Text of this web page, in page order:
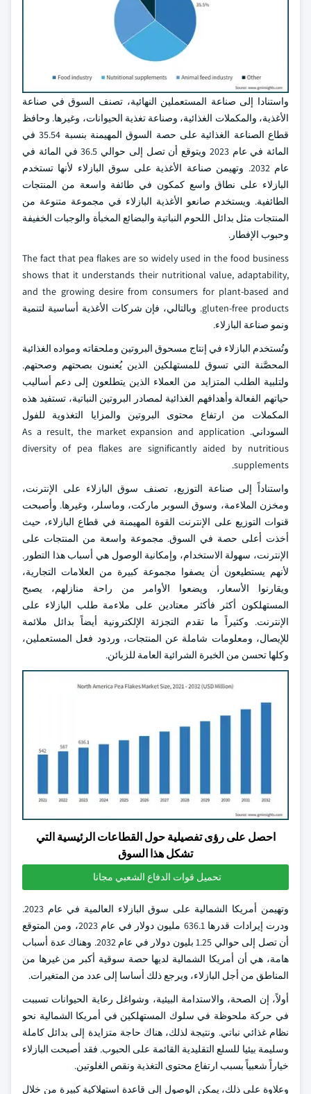
واستنادا إلى صناعة المستعملين النهائية، تصنف السوق في صناعة
الأغذية، والمكملات الغذائية، وصناعة تغذية الحيوانات، وغيرها. وحافظ
قطاع الصناعة الغذائية على حصة السوق المهيمنة بنسبة 35.54 في
المائة في عام 2023 ويتوقع أن تصل إلى حوالي 36.5 في المائة في
عام 2032. وتهيمن صناعة الأغذية على سوق البازلاء لأنها تستخدم
البازلاء على نطاق واسع كمكون في طائفة واسعة من المنتجات
الطائفية. ويستخدم صانعو الأغذية البازلاء في مجموعة متنوعة من
المنتجات مثل بدائل اللحوم النباتية والبضائع المخبأة والوجبات الخفيفة
وحبوب الإفطار.
The fact that pea flakes are so widely used in the food business
shows that it understands their nutritional value, adaptability,
and the growing desire from consumers for plant-based and
gluten-free products. وبالتالي، فإن شركات الأغذية أساسية لتنمية
ونمو صناعة البازلاء.
وتُستخدم البازلاء في إنتاج مسحوق البروتين وملحقاته ومواده الغذائية
المحصَّنة التي تسوق للمستهلكين الذين يُعنىون بصحتهم وصحتهم.
ولتلبية الطلب المتزايد من العملاء الذين يتطلعون إلى دعم أساليب
حياتهم الفعالة وأهدافهم الغذائية لمصادر البروتين النباتية، تستفيد هذه
المكملات من ارتفاع محتوى البروتين والمزايا التغذوية للفول
السوداني. As a result, the market expansion and application
diversity of pea flakes are significantly aided by nutritious
supplements.
واستناداً إلى صناعة التوزيع، تصنف سوق البازلاء على الإنترنت،
ومخزن الملاءمة، وسوق السوبر ماركت، وماسلر، وغيرها. وأصبحت
قنوات التوزيع على الإنترنت القوة المهيمنة في قطاع البازلاء، حيث
أخذت أعلى حصة في السوق. مجموعة واسعة من المنتجات على
الإنترنت، سهولة الاستخدام، وإمكانية الوصول هي أسباب هذا التطور.
لأنهم يستطيعون أن يصفوا مجموعة كبيرة من العلامات التجارية،
ويقارنوا الأسعار، ويضعوا الأوامر من راحة منازلهم، يصبح
المستهلكون أكثر فأكثر معتادين على ملاءمة طلب البازلاء على
الإنترنت. وكثيراً ما تقدم التجزئة الإلكترونية أيضاً بدائل ملائمة
للإيصال، ومعلومات شاملة عن المنتجات، وردود فعل المستعملين،
وكلها تحسن من الخبرة الشرائية العامة للزبائن.
احصل على رؤى تفصيلية حول القطاعات الرئيسية التي
تشكل هذا السوق
تحميل قوات الدفاع الشعبي مجانا
وتهيمن أمريكا الشمالية على سوق البازلاء العالمية في عام 2023.
ودرت إيرادات قدرها 636.1 مليون دولار في عام 2023، ومن المتوقع
أن تصل إلى حوالي 1.25 بليون دولار في عام 2032. وهناك عدة أسباب
هامة، هي أن أمريكا الشمالية لديها حصة سوقية أكبر من غيرها من
المناطق من أجل البازلاء، ويرجع ذلك أساسا إلى عدد من المتغيرات.
أولاً، إن الصحة، والاستدامة البيئية، وشواغل رعاية الحيوانات تسببت
في حركة ملحوظة في سلوك المستهلكين في أمريكا الشمالية نحو
نظام غذائي نباتي. ونتيجة لذلك، هناك حاجة متزايدة إلى بدائل كاملة
وسليمة بيئيا للسلع التقليدية القائمة على الحبوب. فقد أصبحت البازلاء
خياراً شعبياً بسبب ارتفاع محتوى التغذية ونقص الغلوتين.
وعلاوة على ذلك، يمكن الوصول إلى قاعدة استهلاكية كبيرة من خلال